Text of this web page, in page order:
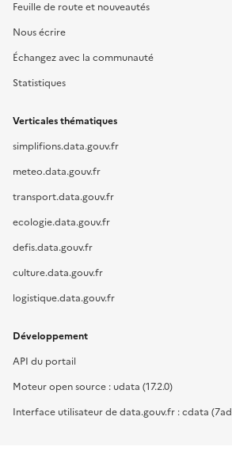
Feuille de route et nouveautés
Nous écrire
Échangez avec la communauté
Statistiques
Verticales thématiques
simplifions.data.gouv.fr
meteo.data.gouv.fr
transport.data.gouv.fr
ecologie.data.gouv.fr
defis.data.gouv.fr
culture.data.gouv.fr
logistique.data.gouv.fr
Développement
API du portail
Moteur open source : udata (17.2.0)
Interface utilisateur de data.gouv.fr : cdata